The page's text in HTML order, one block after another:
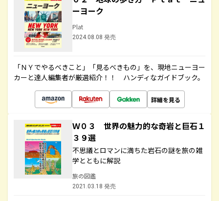
ーヨーク
Plat
2024.08.08 発売
「ＮＹでやるべきこと」「見るべきもの」を、現地ニューヨー
カーと達人編集者が厳選紹介！！ ハンディなガイドブック。
詳細を見る
Ｗ０３ 世界の魅力的な奇岩と巨石１
３９選
不思議とロマンに満ちた岩石の謎を旅の雑
学とともに解説
旅の図鑑
2021.03.18 発売